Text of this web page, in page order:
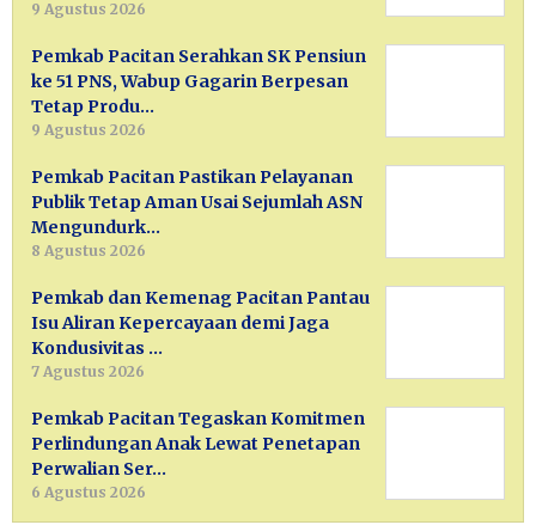
9 Agustus 2026
Pemkab Pacitan Serahkan SK Pensiun
ke 51 PNS, Wabup Gagarin Berpesan
Tetap Produ…
9 Agustus 2026
Pemkab Pacitan Pastikan Pelayanan
Publik Tetap Aman Usai Sejumlah ASN
Mengundurk…
8 Agustus 2026
Pemkab dan Kemenag Pacitan Pantau
Isu Aliran Kepercayaan demi Jaga
Kondusivitas …
7 Agustus 2026
Pemkab Pacitan Tegaskan Komitmen
Perlindungan Anak Lewat Penetapan
Perwalian Ser…
6 Agustus 2026